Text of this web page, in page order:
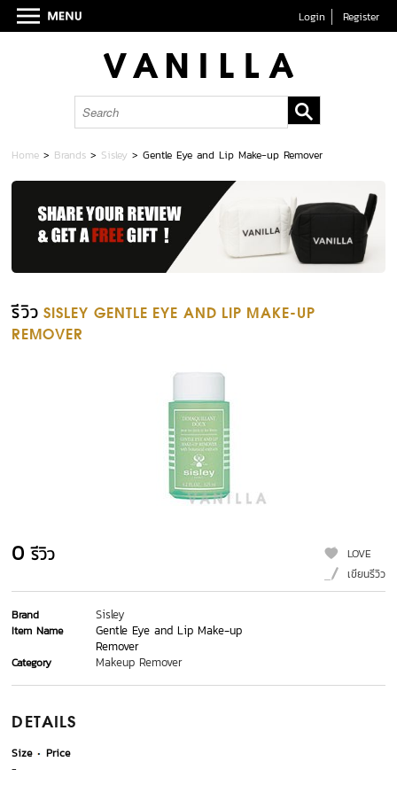
Login Register
Home > Brands > Sisley >Gentle Eye and Lip Make-up Remover
รีวิว SISLEY GENTLE EYE AND LIP MAKE-UP
REMOVER
0 รีวิว
LOVE
เขียนรีวิว
Brand Sisley
Item Name
Gentle Eye and Lip Make-up
Remover
Category Makeup Remover
DETAILS
Size
Price
-